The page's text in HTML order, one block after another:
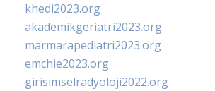
khedi2023.org
akademikgeriatri2023.org
marmarapediatri2023.org
emchie2023.org
girisimselradyoloji2022.org